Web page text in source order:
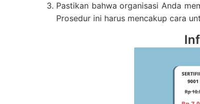
Pastikan bahwa organisasi Anda
Prosedur ini harus mencakup cara